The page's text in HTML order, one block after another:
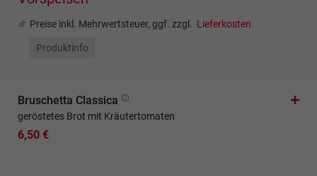
Preise inkl. Mehrwertsteuer, ggf. zzgl. Lieferkosten
Produktinfo
Bruschetta Classica
geröstetes Brot mit Kräutertomaten
6,50 €